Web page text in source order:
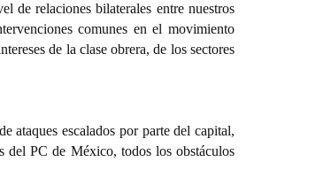
de relaciones bilaterales entre nuestros
comunes en el movimiento
de la clase obrera, de los sectores
ataques escalados por parte del capital,
del PC de México, todos los obstáculos